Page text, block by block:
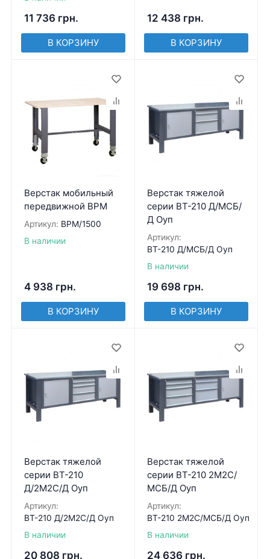
11 736 грн.
В КОРЗИНУ
12 438 грн.
В КОРЗИНУ
Верстак мобильный
передвижной ВРМ
Артикул: ВРМ/1500
В наличии
4 938 грн.
В КОРЗИНУ
Верстак тяжелой
серии ВТ-210 Д/МСБ/
Д Оуп
Артикул:
ВТ-210 Д/МСБ/Д Оуп
В наличии
19 698 грн.
В КОРЗИНУ
Верстак тяжелой
серии ВТ-210
Д/2М2С/Д Оуп
Артикул:
ВТ-210 Д/2М2С/Д Оуп
В наличии
20 808 грн.
Верстак тяжелой
серии ВТ-210 2М2С/
МСБ/Д Оуп
Артикул:
ВТ-210 2М2С/МСБ/Д Оуп
В наличии
24 636 грн.